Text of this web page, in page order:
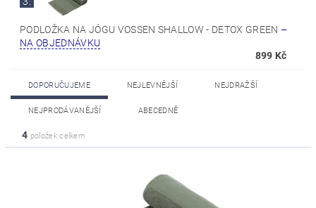
PODLOŽKA NA JÓGU VOSSEN SHALLOW - DETOX GREEN –
NA OBJEDNÁVKU
899 Kč
DOPORUČUJEME NEJLEVNĚJŠÍ NEJDRAŽŠÍ
NEJPRODÁVANĚJŠÍ ABECEDNĚ
4 položek celkem